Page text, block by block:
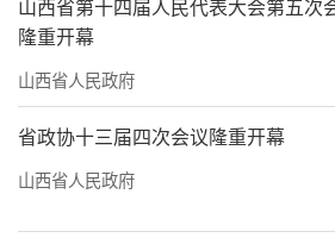
隆重开幕
山西省人民政府
省政协十三届四次会议隆重开幕
山西省人民政府